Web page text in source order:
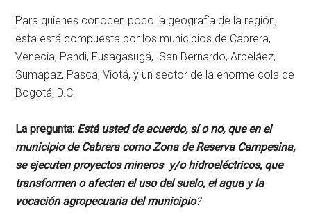
Para quienes conocen poco la geografía de la región,
ésta está compuesta por los municipios de Cabrera,
Venecia, Pandi, Fusagasugá, San Bernardo, Arbeláez,
Sumapaz, Pasca, Viotá, y un sector de la enorme cola de
Bogotá, D.C.
La pregunta: Está usted de acuerdo, sí o no, que en el
municipio de Cabrera como Zona de Reserva Campesina,
se ejecuten proyectos mineros y/o hidroeléctricos, que
transformen o afecten el uso del suelo, el agua y la
vocación agropecuaria del municipio?